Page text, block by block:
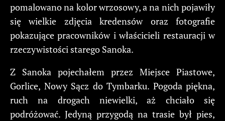
pomalowano na kolor wrzosowy, a na nich pojawiły
się wielkie zdjęcia kredensów oraz fotografie
pokazujące pracowników i właścicieli restauracji w
rzeczywistości starego Sanoka.
Z Sanoka pojechałem przez Miejsce Piastowe,
Gorlice, Nowy Sącz do Tymbarku. Pogoda piękna,
ruch na drogach niewielki, aż chciało się
podróżować. Jedyną przygodą na trasie był pies,